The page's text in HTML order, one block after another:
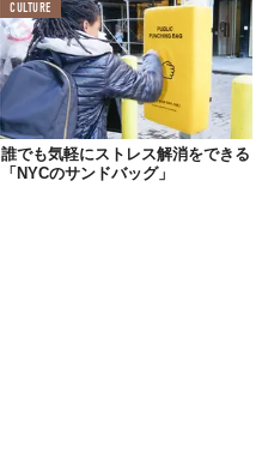
CULTURE
誰でも気軽にストレス解消をできる
「NYCのサンドバッグ」